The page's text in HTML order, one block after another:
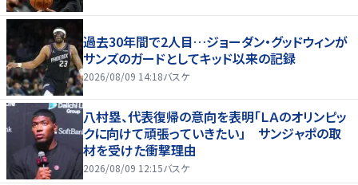
過去30年間で2人目…ジョーダン・グッドウィンが
サンズのガードとしてキッド以来の記録
2026/08/09 14:18バスケ
八村塁、代表復帰の意向を表明「ＬＡのオリンピッ
クに向けて頑張っていきたい」 サンジャポの取
材を受けた衝撃理由
2026/08/09 12:15バスケ